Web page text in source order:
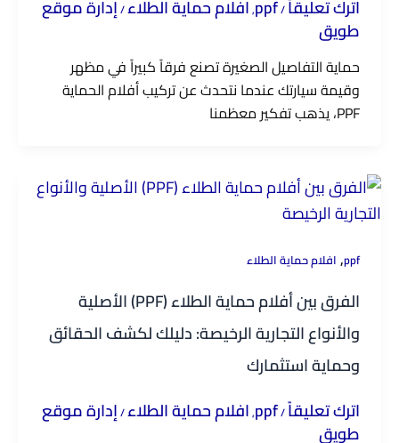
اترك تعليقاً/
ppf
,افلام حماية الطلاء/إدارة موقع
طويق
حماية التفاصيل الصغيرة تصنع فرقاً كبيراً في مظهر
وقيمة سيارتك عندما نتحدث عن تركيب أفلام الحماية
PPF، يذهب تفكير معظمنا
ppf
, افلام حماية الطلاء
الفرق بين أفلام حماية الطلاء (PPF) الأصلية
والأنواع التجارية الرخيصة: دليلك لكشف الحقائق
وحماية استثمارك
اترك تعليقاً/
ppf
,افلام حماية الطلاء/إدارة موقع
طويق